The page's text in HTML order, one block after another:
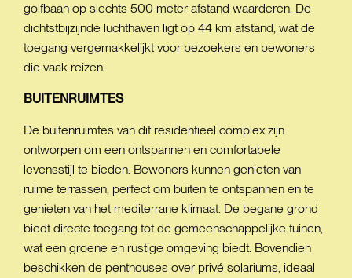
golfbaan op slechts 500 meter afstand waarderen. De
dichtstbijzijnde luchthaven ligt op 44 km afstand, wat de
toegang vergemakkelijkt voor bezoekers en bewoners
die vaak reizen.
BUITENRUIMTES
De buitenruimtes van dit residentieel complex zijn
ontworpen om een ontspannen en comfortabele
levensstijl te bieden. Bewoners kunnen genieten van
ruime terrassen, perfect om buiten te ontspannen en te
genieten van het mediterrane klimaat. De begane grond
biedt directe toegang tot de gemeenschappelijke tuinen,
wat een groene en rustige omgeving biedt. Bovendien
beschikken de penthouses over privé solariums, ideaal